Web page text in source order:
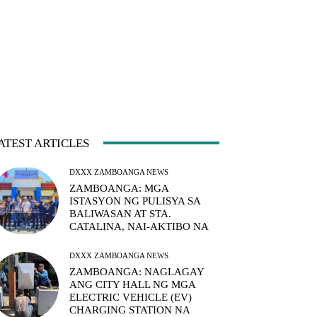
ARTICLES
DXXX ZAMBOANGA NEWS
ZAMBOANGA: MGA
ISTASYON NG PULISYA SA
BALIWASAN AT STA.
CATALINA, NAI-AKTIBO NA
DXXX ZAMBOANGA NEWS
ZAMBOANGA: NAGLAGAY
ANG CITY HALL NG MGA
ELECTRIC VEHICLE (EV)
CHARGING STATION NA